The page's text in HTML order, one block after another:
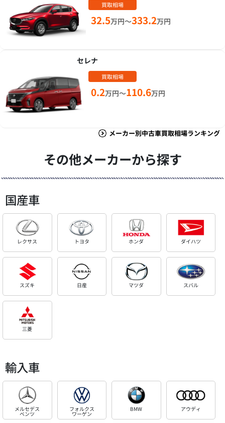
買取相場
32.5万円～333.2万円
セレナ
買取相場
0.2万円～110.6万円
メーカー別中古車買取相場ランキング
その他メーカーから探す
国産車
レクサス トヨタ ホンダ ダイハツ
スズキ 日産 マツダ スバル
三菱
輸入車
メルセデス
ベンツ
フォルクス
ワーゲン
BMW アウディ